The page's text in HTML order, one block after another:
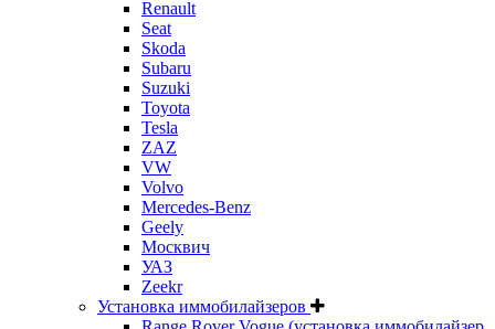
Renault
Seat
Skoda
Subaru
Suzuki
Toyota
Tesla
ZAZ
VW
Volvo
Mercedes-Benz
Geely
Москвич
УАЗ
Zeekr
Установка иммобилайзеров